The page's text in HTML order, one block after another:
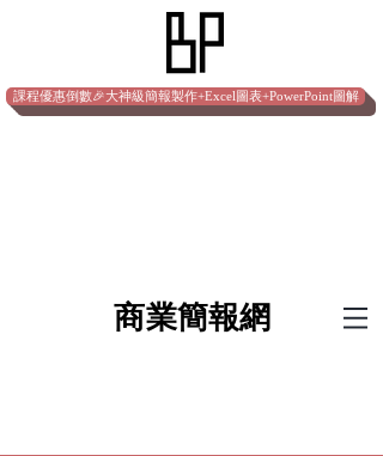
課程優惠倒數🎉大神級簡報製作+Excel圖表+PowerPoint圖解
​商業簡報網